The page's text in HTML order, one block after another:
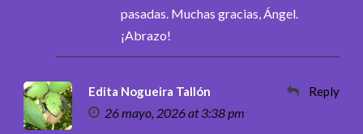
pasadas. Muchas gracias, Ángel.
¡Abrazo!
Edita Nogueira Tallón
26 mayo, 2026 at 3:38 pm
Reply